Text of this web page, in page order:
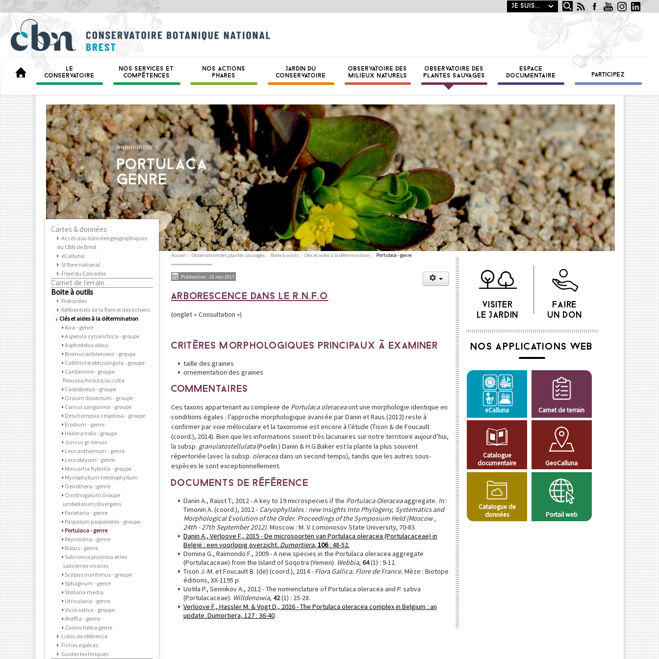
Rechercher
LE
CONSERVATOIRE
NOS SERVICES ET
COMPÉTENCES
NOS ACTIONS
PHARES
JARDIN DU
CONSERVATOIRE
OBSERVATOIRE DES
MILIEUX NATURELS
OBSERVATOIRE DES
PLANTES SAUVAGES
ESPACE
DOCUMENTAIRE
PARTICIPEZ
Cartes & données
Accès aux données géographiques
du CBN de Brest
eCalluna
SI flore national
Flore du Calvados
Carnet de terrain
Boite à outils
Protocoles
Référentiels de la flore et des lichens
Clés et aides à la détermination
Aira - genre
Asperula cynanchica - groupe
Asphodelus albus
Bromus willdenowii - groupe
Callitriche obtusangula - groupe
Cardamine - groupe
flexuosa/hirsuta/occulta
Carpobrotus - groupe
Cirsium dissectum - groupe
Cornus sanguinea - groupe
Deschampsia cespitosa - groupe
Erodium - genre
Hedera helix - groupe
Juncus gr. tenuis
Leucanthemum - genre
Leucobryum - genre
Minuartia hybrida - groupe
Myriophyllum heterophyllum
Oenothera - genre
Ornithogalum Groupe
umbellatum/divergens
Parietaria - genre
Paspalum paspalodes - groupe
Portulaca - genre
Reynoutria - genre
Rubus - genre
Salicornia pruinosa et les
salicornes vivaces
Scirpus maritimus - groupe
Sphagnum - genre
Stellaria media
Utricularia - genre
Vicia sativa - groupe
Wolffia - genre
Zannichellia genre
Listes de référence
Fiches espèces
Guides techniques
Accueil / Observatoire des plantes sauvages / Boite à outils / Clés et aides à la détermination / Portulaca - genre
PORTULACA
GENRE
Publication : 22 mai 2017
ARBORESCENCE DANS LE R.N.F.O
(onglet « Consultation »)
CRITÈRES MORPHOLOGIQUES PRINCIPAUX À EXAMINER
taille des graines
ornementation des graines
COMMENTAIRES
Ces taxons appartenant au complexe de Portulaca oleraceaont une morphologie identique en
conditions égales : l’approche morphologique avancée par Danin et Raus (2012) reste à
confirmer par voie méloculaire et la taxonomie est encore à l’étude (Tison & de Foucault
(coord.), 2014). Bien que les informations soient très lacunaires sur notre territoire aujourd’hui,
la subsp. granulatostellulata(Poelln.) Danin & H.G.Baker est la plante la plus souvent
répertoriée (avec la subsp. oleraceadans un second temps), tandis que les autres sous-
espèces le sont exceptionnellement.
DOCUMENTS DE RÉFÉRENCE
Danin A., Raust T., 2012 - A key to 19 microspecies if the Portulaca Oleraceaaggregate. In:
Timonin A. (coord.), 2012 - Caryophyllales : new Insights Into Phylogeny, Systematics and
Morphological Evolution of the Order. Proceedings of the Symposium Held (Moscow ,
24th - 27th September 2012). Moscow : M. V. Lomonosov State University, 70-83.
Danin A., Verloove F., 2015 - De microsoorten van Portulaca oleracea (Portulacaceae) in
België : een voorlopig overzicht. Dumortiera, 106: 48-52.
Domina G., Raimondo F., 2009 - A new species in the Portulaca oleracea aggregate
(Portulacaceae) from the Island of Soqotra (Yemen). Webbia, 64(1) : 9-12.
Tison J.-M. et Foucault B. (de) (coord.), 2014 - Flora Gallica. Flore de France. Mèze : Biotope
éditions, XX-1195 p.
Uotila P., Sennikov A., 2012 - The nomenclature of Portulaca oleracea and P. sativa
(Portulacaceae). Willdenowia, 42(1) : 25-28.
Verloove F., Hassler M. & Vogt D., 2026 - The Portulaca oleracea complex in Belgium : an
update. Dumortiera, 127 : 36-40.
VISITER
LE JARDIN
FAIRE
UN DON
NOS APPLICATIONS WEB
eCalluna Carnet de terrain
Catalogue
documentaire
GeoCalluna
Catalogue de
données
Portail web